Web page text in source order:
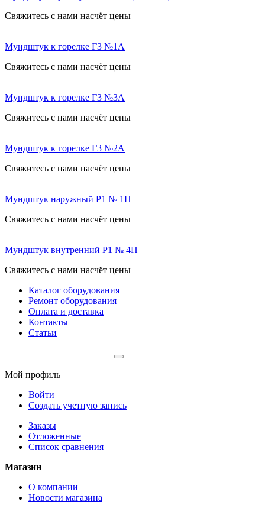
Свяжитесь с нами насчёт цены
Мундштук к горелке Г3 №1А
Свяжитесь с нами насчёт цены
Мундштук к горелке Г3 №3А
Свяжитесь с нами насчёт цены
Мундштук к горелке Г3 №2А
Свяжитесь с нами насчёт цены
Мундштук наружный Р1 № 1П
Свяжитесь с нами насчёт цены
Мундштук внутренний Р1 № 4П
Свяжитесь с нами насчёт цены
Каталог оборудования
Ремонт оборудования
Оплата и доставка
Контакты
Статьи
Мой профиль
Войти
Создать учетную запись
Заказы
Отложенные
Список сравнения
Магазин
О компании
Новости магазина